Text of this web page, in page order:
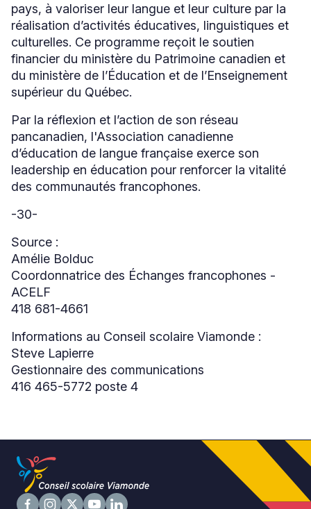
pays, à valoriser leur langue et leur culture par la
réalisation d’activités éducatives, linguistiques et
culturelles. Ce programme reçoit le soutien
financier du ministère du Patrimoine canadien et
du ministère de l’Éducation et de l’Enseignement
supérieur du Québec.
Par la réflexion et l’action de son réseau
pancanadien, l'Association canadienne
d’éducation de langue française exerce son
leadership en éducation pour renforcer la vitalité
des communautés francophones.
-30-
Source :
Amélie Bolduc
Coordonnatrice des Échanges francophones -
ACELF
418 681-4661
Informations au Conseil scolaire Viamonde :
Steve Lapierre
Gestionnaire des communications
416 465-5772 poste 4